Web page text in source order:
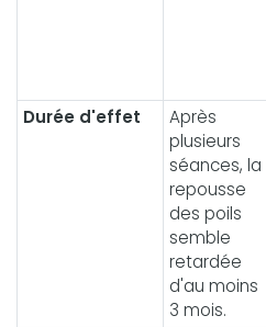
Durée d'effet
Après
plusieurs
séances, la
repousse
des poils
semble
retardée
d'au moins
3 mois.